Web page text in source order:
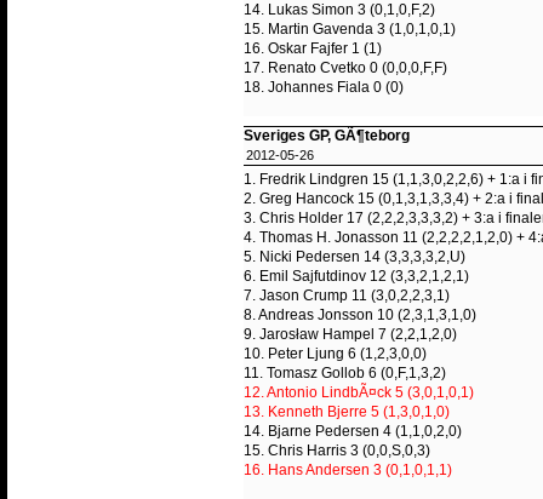
14. Lukas Simon 3 (0,1,0,F,2)
15. Martin Gavenda 3 (1,0,1,0,1)
16. Oskar Fajfer 1 (1)
17. Renato Cvetko 0 (0,0,0,F,F)
18. Johannes Fiala 0 (0)
Sveriges GP, GÃ¶teborg
2012-05-26
1. Fredrik Lindgren 15 (1,1,3,0,2,2,6) + 1:a i
2. Greg Hancock 15 (0,1,3,1,3,3,4) + 2:a i
3. Chris Holder 17 (2,2,2,3,3,3,2) + 3:a i
4. Thomas H. Jonasson 11 (2,2,2,2,1,2,0) +
5. Nicki Pedersen 14 (3,3,3,3,2,U)
6. Emil Sajfutdinov 12 (3,3,2,1,2,1)
7. Jason Crump 11 (3,0,2,2,3,1)
8. Andreas Jonsson 10 (2,3,1,3,1,0)
9. Jarosław Hampel 7 (2,2,1,2,0)
10. Peter Ljung 6 (1,2,3,0,0)
11. Tomasz Gollob 6 (0,F,1,3,2)
12. Antonio LindbÃ¤ck 5 (3,0,1,0,1)
13. Kenneth Bjerre 5 (1,3,0,1,0)
14. Bjarne Pedersen 4 (1,1,0,2,0)
15. Chris Harris 3 (0,0,S,0,3)
16. Hans Andersen 3 (0,1,0,1,1)